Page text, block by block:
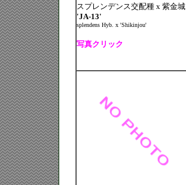
スプレンデンス交配種 x 紫金城
'JA-13'
splendens Hyb. x 'Shikinjou'
写真クリック